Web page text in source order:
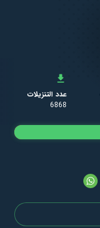
عدد التنزيلات
6868